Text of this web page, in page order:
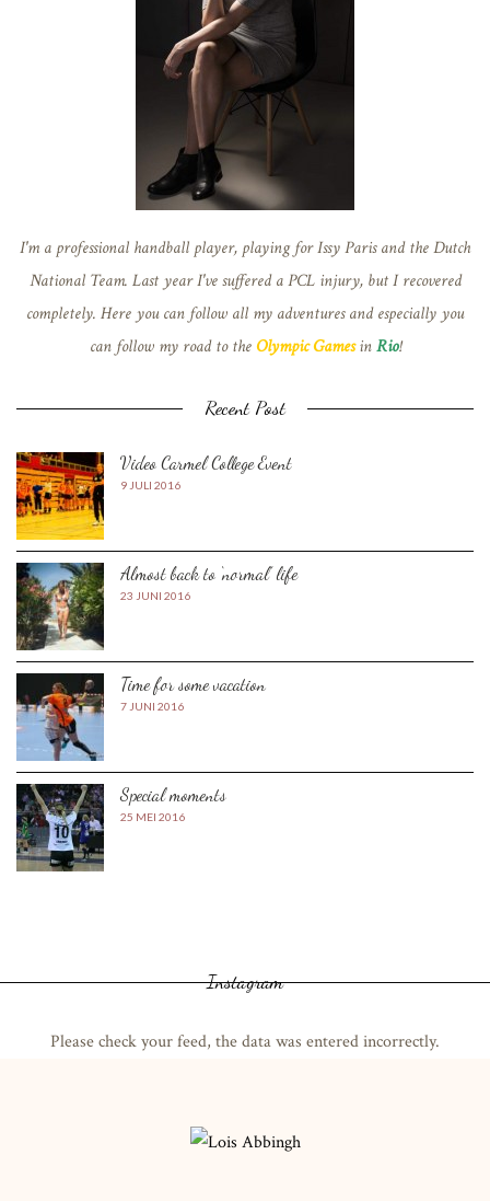
I'm a professional handball player, playing for Issy Paris and the Dutch
National Team. Last year I've suffered a PCL injury, but I recovered
completely. Here you can follow all my adventures and especially you
can follow my road to theOlympic GamesinRio!
Recent Post
Video Carmel College Event
9 JULI 2016
Almost back to ‘normal’ life
23 JUNI 2016
Time for some vacation
7 JUNI 2016
Special moments
25 MEI 2016
Instagram
Please check your feed, the data was entered incorrectly.